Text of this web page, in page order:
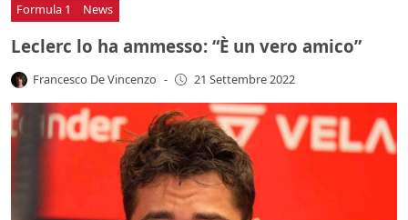
Formula 1 News
Leclerc lo ha ammesso: “È un vero amico”
Francesco De Vincenzo - 21 Settembre 2022